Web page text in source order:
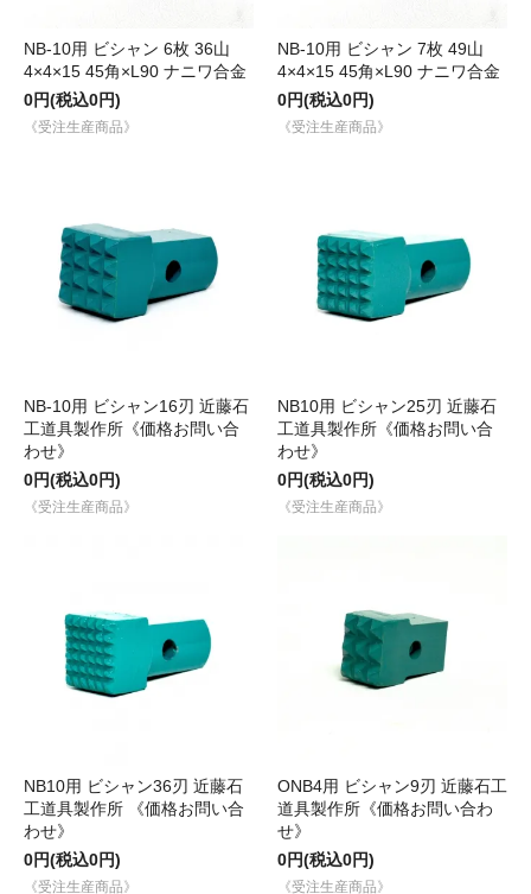
NB-10用 ビシャン 6枚 36山
4×4×15 45角×L90 ナニワ合金
0円(税込0円)
《受注生産商品》
NB-10用 ビシャン 7枚 49山
4×4×15 45角×L90 ナニワ合金
0円(税込0円)
《受注生産商品》
NB-10用 ビシャン16刃 近藤石
工道具製作所《価格お問い合
わせ》
0円(税込0円)
《受注生産商品》
NB10用 ビシャン25刃 近藤石
工道具製作所《価格お問い合
わせ》
0円(税込0円)
《受注生産商品》
NB10用 ビシャン36刃 近藤石
工道具製作所 《価格お問い合
わせ》
0円(税込0円)
《受注生産商品》
ONB4用 ビシャン9刃 近藤石工
道具製作所《価格お問い合わ
せ》
0円(税込0円)
《受注生産商品》